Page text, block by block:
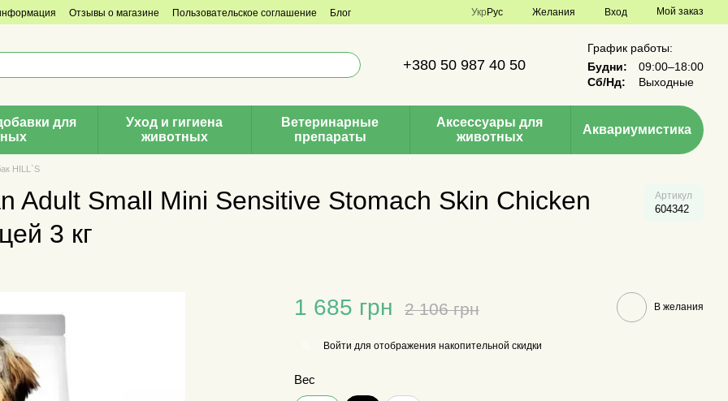
Отзывы о магазине Пользовательское соглашение Блог Укр Рус Желания Вход Мой заказ
+380 50 987 40 50
График работы:
Будни:
09:00–18:00
Сб/Нд:
Выходные
для
Уход и гигиена
животных
Ветеринарные
препараты
Аксессуары для
животных
Аквариумистика
HILL`S
Adult Small Mini Sensitive Stomach Skin Chicken
3 кг
Артикул
604342
1 685 грн 2 106 грн В желания
Войти для отображения накопительной скидки
Вес